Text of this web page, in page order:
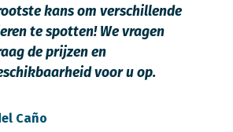
kans om verschillende
te spotten! We vragen
de prijzen en
voor u op.
Caño